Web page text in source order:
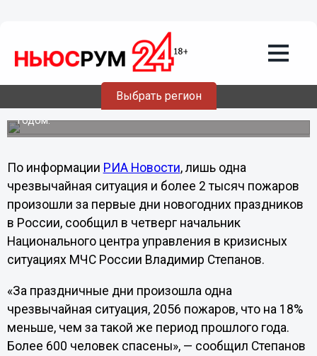
Выбрать регион
За первые дни нового года произошло
более двух тысяч пожаров
По данным со всей страны количество возгораний
снизилось на 18 процентов, по сравнению с прошлым
годом.
По информации РИА Новости, лишь одна
чрезвычайная ситуация и более 2 тысяч пожаров
произошли за первые дни новогодних праздников
в России, сообщил в четверг начальник
Национального центра управления в кризисных
ситуациях МЧС России Владимир Степанов.
«За праздничные дни произошла одна
чрезвычайная ситуация, 2056 пожаров, что на 18%
меньше, чем за такой же период прошлого года.
Более 600 человек спасены», — сообщил Степанов